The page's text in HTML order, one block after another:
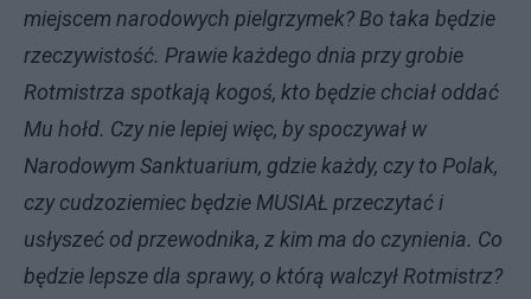
miejscem narodowych pielgrzymek? Bo taka będzie
rzeczywistość. Prawie każdego dnia przy grobie
Rotmistrza spotkają kogoś, kto będzie chciał oddać
Mu hołd. Czy nie lepiej więc, by spoczywał w
Narodowym Sanktuarium, gdzie każdy, czy to Polak,
czy cudzoziemiec będzie MUSIAŁ przeczytać i
usłyszeć od przewodnika, z kim ma do czynienia. Co
będzie lepsze dla sprawy, o którą walczył Rotmistrz?